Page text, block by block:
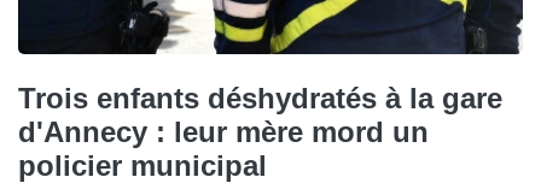
Trois enfants déshydratés à la gare
d'Annecy : leur mère mord un
policier municipal